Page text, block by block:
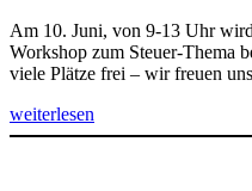
Am 10. Juni, von 9-13 Uhr
Workshop zum Steuer-Thema
viele Plätze frei – wir freuen
weiterlesen